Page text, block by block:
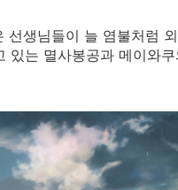
생님들이 늘 염불처럼
있는 멸사봉공과 메이와